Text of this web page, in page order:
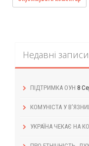
Недавні записи
ПІДТРИМКА ОУН 8
КОМУНІСТА У
УКРАЇНА ЧЕКАЄ НА